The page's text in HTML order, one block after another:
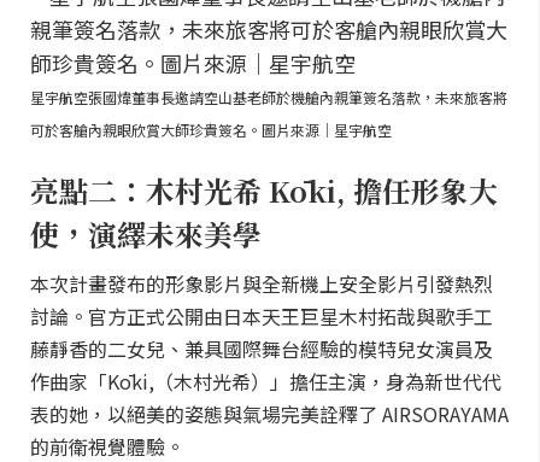
星宇航空張國煒董事長邀請空山基老師於機艙內親筆簽名落款，未來旅客將
可於客艙內親眼欣賞大師珍貴簽名。圖片來源｜星宇航空
亮點二：木村光希 Kōki, 擔任形象大
使，演繹未來美學
本次計畫發布的形象影片與全新機上安全影片引發熱烈
討論。官方正式公開由日本天王巨星木村拓哉與歌手工
藤靜香的二女兒、兼具國際舞台經驗的模特兒女演員及
作曲家「Kōki,（木村光希）」擔任主演，身為新世代代
表的她，以絕美的姿態與氣場完美詮釋了 AIRSORAYAMA
的前衛視覺體驗。